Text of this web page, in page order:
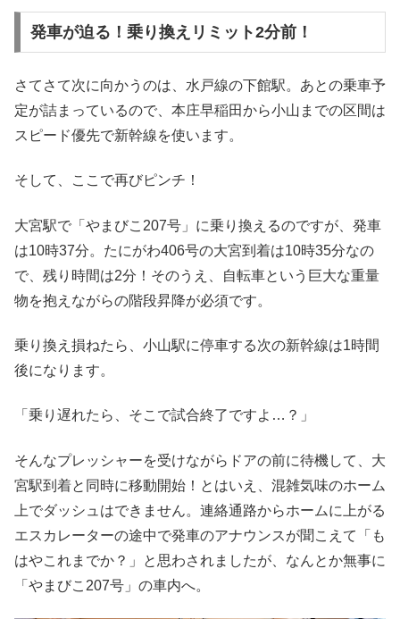
発車が迫る！乗り換えリミット2分前！
さてさて次に向かうのは、水戸線の下館駅。あとの乗車予
定が詰まっているので、本庄早稲田から小山までの区間は
スピード優先で新幹線を使います。
そして、ここで再びピンチ！
大宮駅で「やまびこ207号」に乗り換えるのですが、発車
は10時37分。たにがわ406号の大宮到着は10時35分なの
で、残り時間は2分！そのうえ、自転車という巨大な重量
物を抱えながらの階段昇降が必須です。
乗り換え損ねたら、小山駅に停車する次の新幹線は1時間
後になります。
「乗り遅れたら、そこで試合終了ですよ…？」
そんなプレッシャーを受けながらドアの前に待機して、大
宮駅到着と同時に移動開始！とはいえ、混雑気味のホーム
上でダッシュはできません。連絡通路からホームに上がる
エスカレーターの途中で発車のアナウンスが聞こえて「も
はやこれまでか？」と思わされましたが、なんとか無事に
「やまびこ207号」の車内へ。